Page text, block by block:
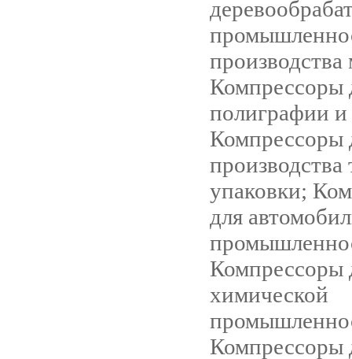
производства
Компрессоры
полиграфии
Компрессоры
производства
упаковки;
для
Компрессоры
химической
Компрессоры